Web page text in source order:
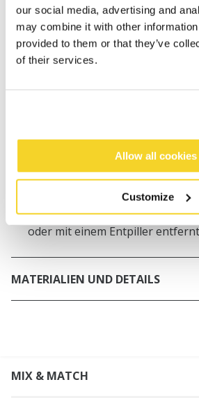
our social media, advertising and
may combine it with other information
provided to them or that they’ve
of their services.
Allow all cookies
Customize
30 Tage Rückgaberecht
BESCHREIBUNG
Klassische BARTS Mütze aus
Hergestellt aus weichem,
Höhere Passform
Gefüttert mit einem Fleeceband
Komfort
Dieses Produkt wird aufgrund
dieses Garns allmählich pillen,
oder mit einem Entpiller
MATERIALIEN UND DETAILS
MIX & MATCH